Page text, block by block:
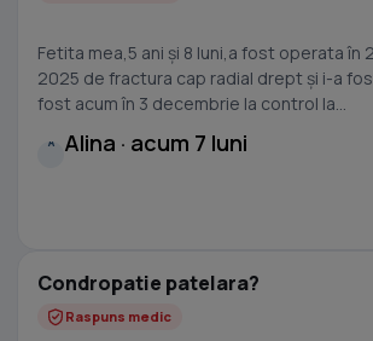
Fetita mea,5 ani și 8 luni,a fost operata în
2025 de fractura cap radial drept și i-a
fost acum în 3 decembrie la control la...
A Alina · acum 7 luni
Condropatie patelara?
Raspuns medic